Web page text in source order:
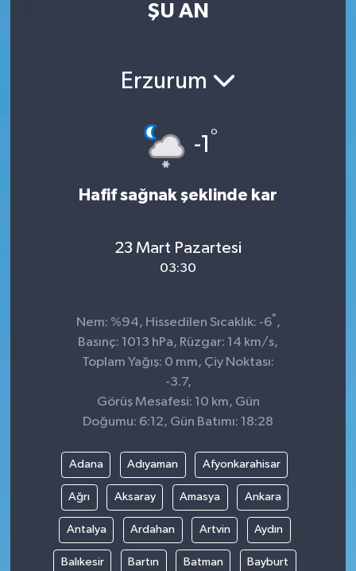
ŞU AN
Erzurum
-1 °
Hafif sağnak şeklinde kar
23 Mart Pazartesi
03:30
Nem: %94, Hissedilen Sıcaklık: -6° ,
Basınç: 1013 hPa, Rüzgar: 14 km/s,
Toplam Yağış: 0 mm, Çiy Noktası:
-3.7,
Görüş Mesafesi: 10 km, Gün
Doğumu: 6:12, Gün Batımı: 18:28
Adana Adıyaman Afyonkarahisar
Ağrı Aksaray Amasya Ankara
Antalya Ardahan Artvin Aydın
Balıkesir Bartın Batman Bayburt